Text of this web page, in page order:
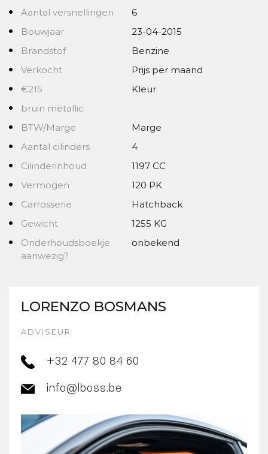
Aantal versnellingen
6
Bouwjaar
23-04-2015
Brandstof
Benzine
Verkocht
Prijs per maand
€215
Kleur
bruin metallic
BTW/Marge
Marge
Aantal cilinders
4
Cilinderinhoud
1197 CC
Vermogen
120 PK
Carrosserie
Hatchback
Gewicht
1255 KG
Onderhoudsboekje
aanwezig?
onbekend
LORENZO BOSMANS
ADVISEUR
+32 477 80 84 60
info@lboss.be